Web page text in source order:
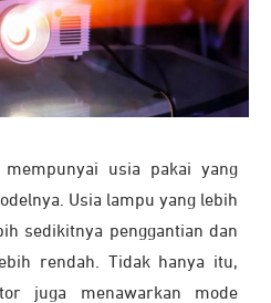
usia pakai yang
Usia lampu yang lebih
sedikitnya penggantian dan
rendah. Tidak hanya itu,
juga menawarkan mode